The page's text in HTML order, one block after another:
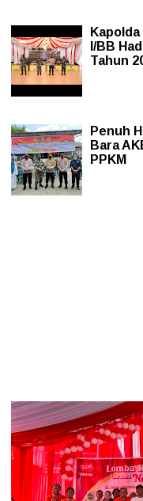
I/BB
Tahun
Penuh
Bara
PPKM